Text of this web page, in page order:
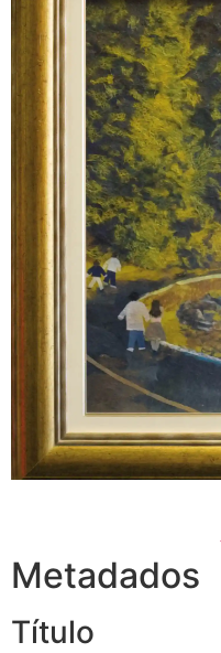
Metadados
Título